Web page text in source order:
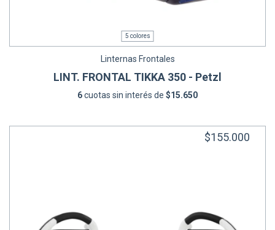
5 colores
Linternas Frontales
LINT. FRONTAL TIKKA 350 - Petzl
6cuotas sin interés de $15.650
$155.000